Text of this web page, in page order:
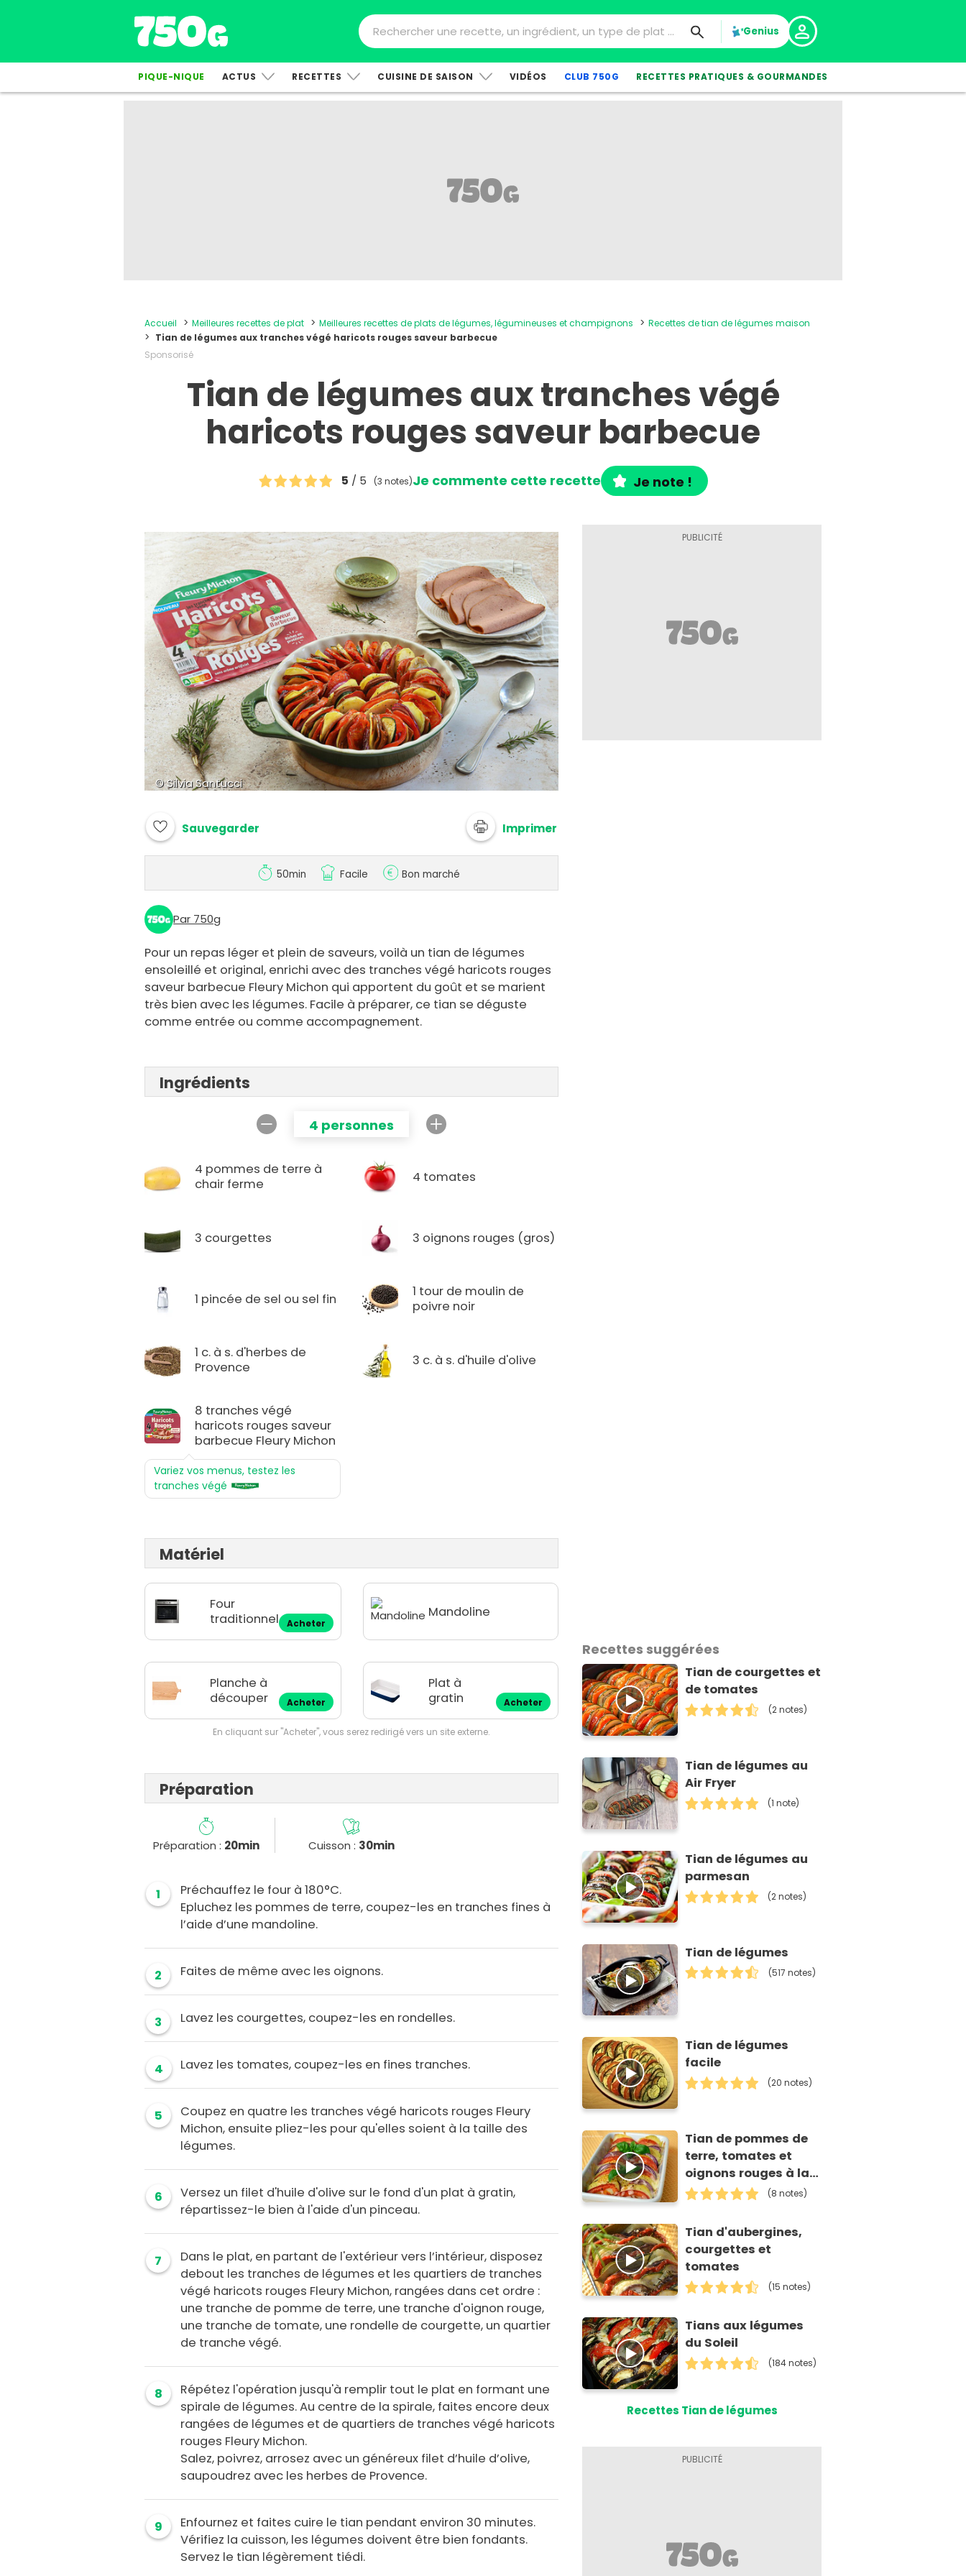
Genius
PIQUE-NIQUE ACTUS RECETTES CUISINE DE SAISON VIDÉOS CLUB 750G RECETTES PRATIQUES & GOURMANDES
Accueil Meilleures recettes de plat Meilleures recettes de plats de légumes, légumineuses et champignons
Recettes de tian de légumes maison
Tian de légumes aux tranches végé haricots rouges saveur barbecue
Sponsorisé
Tian de légumes aux tranches végé
haricots rouges saveur barbecue
5 / 5 (3 notes)Je commente cette recette Je note !
© Silvia Santucci
Sauvegarder Imprimer
50min Facile Bon marché
Par 750g
Pour un repas léger et plein de saveurs, voilà un tian de légumes
ensoleillé et original, enrichi avec des tranches végé haricots rouges
saveur barbecue Fleury Michon qui apportent du goût et se marient
très bien avec les légumes. Facile à préparer, ce tian se déguste
comme entrée ou comme accompagnement.
Ingrédients
4 personnes
4 pommes de terre à
chair ferme
4 tomates
3 courgettes 3 oignons rouges (gros)
1 pincée de sel ou sel fin
1 tour de moulin de
poivre noir
1 c. à s. d'herbes de
Provence
3 c. à s. d'huile d'olive
8 tranches végé
haricots rouges saveur
barbecue Fleury Michon
Variez vos menus, testez les
tranches végé
Matériel
Four
traditionnel
Acheter
Mandoline
Planche à
découper
Acheter
Plat à
gratin
Acheter
En cliquant sur "Acheter", vous serez redirigé vers un site externe.
Préparation
Préparation : 20min Cuisson : 30min
1
Préchauffez le four à 180°C.
Epluchez les pommes de terre, coupez-les en tranches fines à
l’aide d’une mandoline.
2 Faites de même avec les oignons.
3 Lavez les courgettes, coupez-les en rondelles.
4 Lavez les tomates, coupez-les en fines tranches.
5
Coupez en quatre les tranches végé haricots rouges Fleury
Michon, ensuite pliez-les pour qu'elles soient à la taille des
légumes.
6
Versez un filet d'huile d'olive sur le fond d'un plat à gratin,
répartissez-le bien à l'aide d'un pinceau.
7
Dans le plat, en partant de l'extérieur vers l’intérieur, disposez
debout les tranches de légumes et les quartiers de tranches
végé haricots rouges Fleury Michon, rangées dans cet ordre :
une tranche de pomme de terre, une tranche d'oignon rouge,
une tranche de tomate, une rondelle de courgette, un quartier
de tranche végé.
8
Répétez l'opération jusqu'à remplir tout le plat en formant une
spirale de légumes. Au centre de la spirale, faites encore deux
rangées de légumes et de quartiers de tranches végé haricots
rouges Fleury Michon.
Salez, poivrez, arrosez avec un généreux filet d’huile d’olive,
saupoudrez avec les herbes de Provence.
9
Enfournez et faites cuire le tian pendant environ 30 minutes.
Vérifiez la cuisson, les légumes doivent être bien fondants.
Servez le tian légèrement tiédi.
Recettes suggérées
Tian de courgettes et
de tomates
(2 notes)
Tian de légumes au
Air Fryer
(1 note)
Tian de légumes au
parmesan
(2 notes)
Tian de légumes
(517 notes)
Tian de légumes
facile
(20 notes)
Tian de pommes de
terre, tomates et
oignons rouges à la
mozzarella
(8 notes)
Tian d'aubergines,
courgettes et
tomates
(15 notes)
Tians aux légumes
du Soleil
(184 notes)
Recettes Tian de légumes